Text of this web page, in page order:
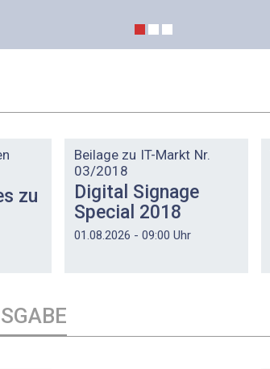
zu
Beilage zu IT-Markt Nr.
03/2018
Digital Signage
Special 2018
01.08.2026 - 09:00 Uhr